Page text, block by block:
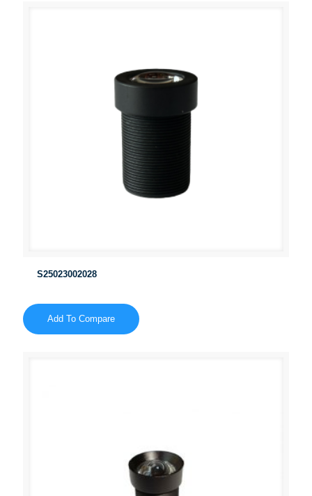
S25023002028
Add To Compare